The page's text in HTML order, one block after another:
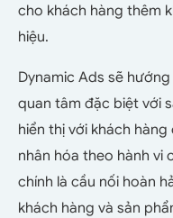
cho khách hàng thêm
hiệu.
Dynamic Ads sẽ
quan tâm đặc biệt với
hiển thị với khách
nhân hóa theo hành vi
chính là cầu nối hoàn
khách hàng và sản